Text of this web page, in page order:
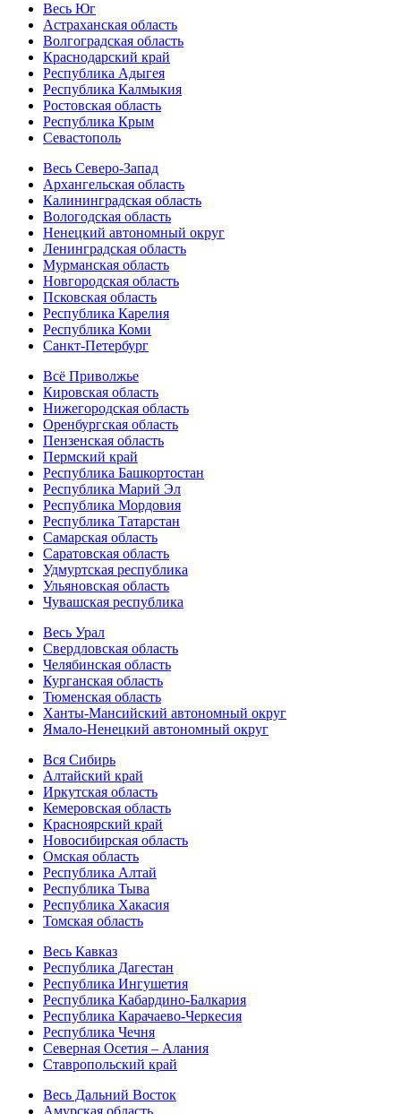
Весь Юг
Астраханская область
Волгоградская область
Краснодарский край
Республика Адыгея
Республика Калмыкия
Ростовская область
Республика Крым
Севастополь
Весь Северо-Запад
Архангельская область
Калининградская область
Вологодская область
Ненецкий автономный округ
Ленинградская область
Мурманская область
Новгородская область
Псковская область
Республика Карелия
Республика Коми
Санкт-Петербург
Всё Приволжье
Кировская область
Нижегородская область
Оренбургская область
Пензенская область
Пермский край
Республика Башкортостан
Республика Марий Эл
Республика Мордовия
Республика Татарстан
Самарская область
Саратовская область
Удмуртская республика
Ульяновская область
Чувашская республика
Весь Урал
Свердловская область
Челябинская область
Курганская область
Тюменская область
Ханты-Мансийский автономный округ
Ямало-Ненецкий автономный округ
Вся Сибирь
Алтайский край
Иркутская область
Кемеровская область
Красноярский край
Новосибирская область
Омская область
Республика Алтай
Республика Тыва
Республика Хакасия
Томская область
Весь Кавказ
Республика Дагестан
Республика Ингушетия
Республика Кабардино-Балкария
Республика Карачаево-Черкесия
Республика Чечня
Северная Осетия – Алания
Ставропольский край
Весь Дальний Восток
Амурская область